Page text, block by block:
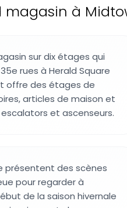
magasin à
sur dix étages qui
rues à Herald Square
offre des étages de
articles de maison et
et ascenseurs.
présentent des scènes
pour regarder à
de la saison hivernale